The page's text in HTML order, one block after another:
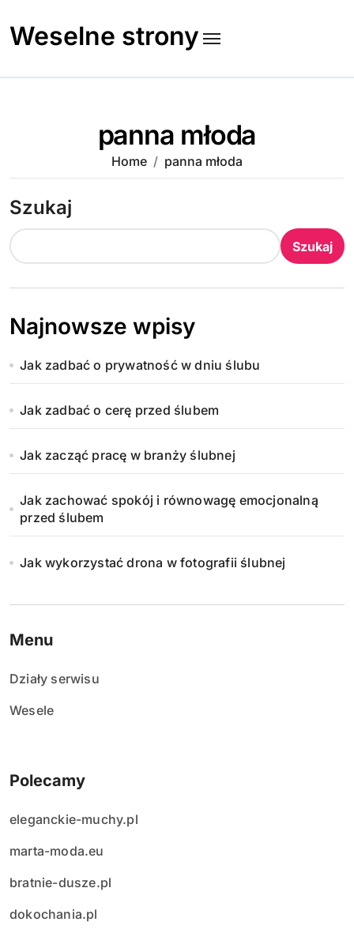
to
content
Weselne strony
panna młoda
Home panna młoda
Szukaj
Szukaj
Najnowsze wpisy
Jak zadbać o prywatność w dniu ślubu
Jak zadbać o cerę przed ślubem
Jak zacząć pracę w branży ślubnej
Jak zachować spokój i równowagę emocjonalną
przed ślubem
Jak wykorzystać drona w fotografii ślubnej
Menu
Działy serwisu
Wesele
Polecamy
eleganckie-muchy.pl
marta-moda.eu
bratnie-dusze.pl
dokochania.pl